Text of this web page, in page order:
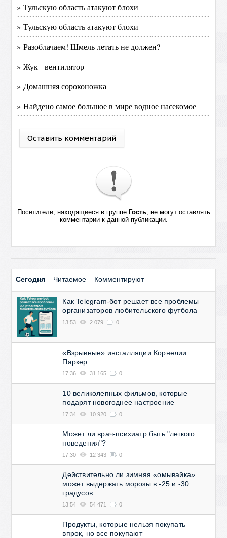
» Тульскую область атакуют блохи
» Тульскую область атакуют блохи
» Разоблачаем! Шмель летать не должен?
» Жук - вентилятор
» Домашняя сороконожка
» Найдено самое большое в мире водное насекомое
Оставить комментарий
Посетители, находящиеся в группе Гость, не могут оставлять
комментарии к данной публикации.
Сегодня Читаемое Комментируют
Как Telegram-бот решает все проблемы
организаторов любительского футбола
13:53 2 079 0
«Взрывные» инсталляции Корнелии
Паркер
17:36 31 165 0
10 великолепных фильмов, которые
подарят новогоднее настроение
17:34 10 920 0
Может ли врач-психиатр быть "легкого
поведения"?
17:30 12 343 0
Действительно ли зимняя «омывайка»
может выдержать морозы в -25 и -30
градусов
13:54 54 471 0
Продукты, которые нельзя покупать
впрок, но все покупают